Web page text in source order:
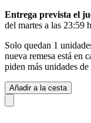
Entrega prevista el
del martes a las 23:59 h
Solo quedan 1
nueva remesa está en
piden más unidades
Añadir a la cesta